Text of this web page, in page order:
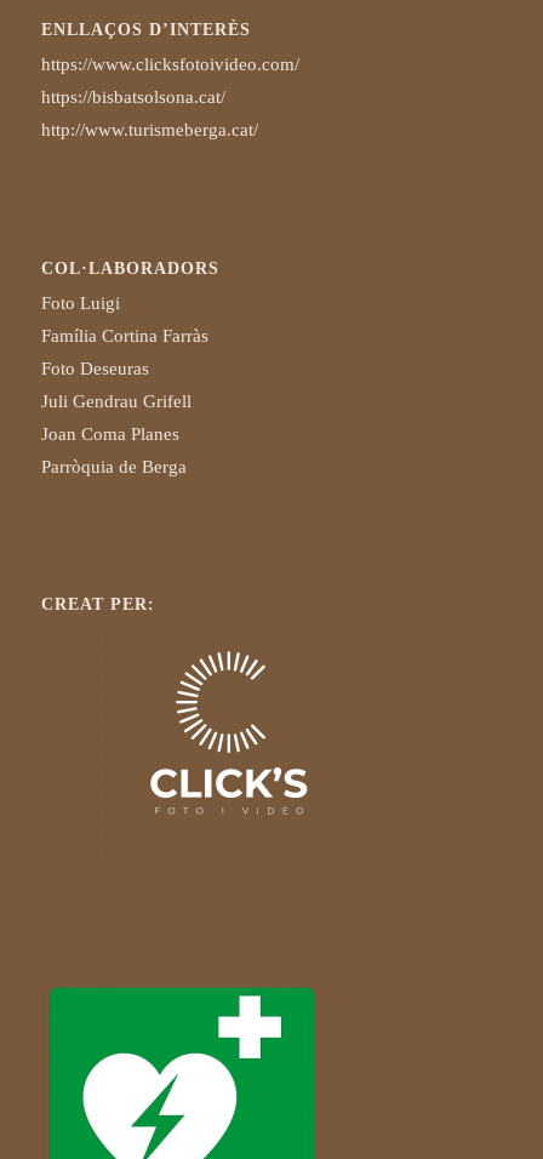
ENLLAÇOS D’INTERÈS
https://www.clicksfotoivideo.com/
https://bisbatsolsona.cat/
http://www.turismeberga.cat/
COL·LABORADORS
Foto Luigi
Família Cortina Farràs
Foto Deseuras
Juli Gendrau Grifell
Joan Coma Planes
Parròquia de Berga
CREAT PER: